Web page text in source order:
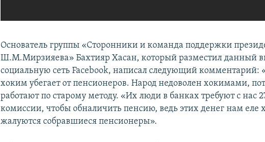
Основатель группы «Сторонники и команда поддержки
Ш.М.Мирзияева» Бахтияр Хасан, который разместил данный
социальную сеть Facebook, написал следующий комментарий:
хоким убегает от пенсионеров. Народ недоволен хокимами,
работают по старому методу. «Их люди в банках требуют с нас
комиссии, чтобы обналичить пенсию, ведь этих денег нам еле
жалуются собравшиеся пенсионеры».